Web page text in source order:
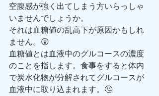
空腹感が強く出てしまう方いらっしゃ
いませんでしょうか。
それは血糖値の乱高下が原因かもしれ
ません。😲
血糖値とは血液中のグルコースの濃度
のことを指します。食事をすると体内
で炭水化物が分解されてグルコースが
血液中に取り込まれます。🤔